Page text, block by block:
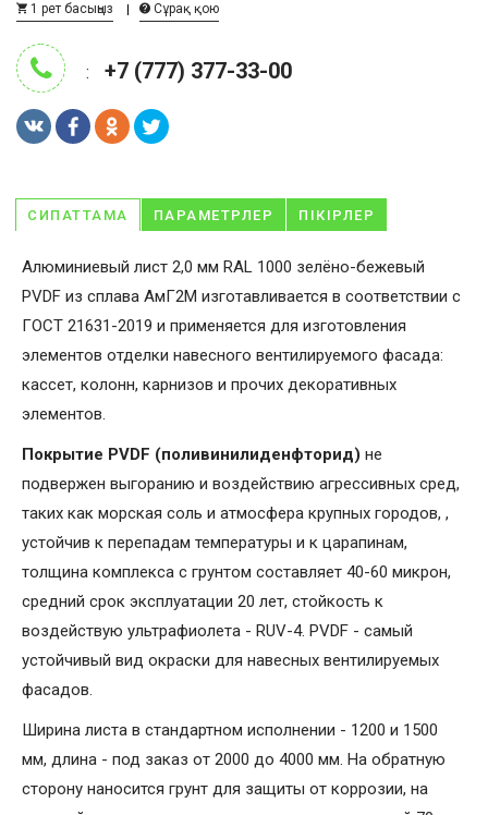
1 рет басыңыз Сұрақ қою
: +7 (777) 377-33-00
СИПАТТАМА ПАРАМЕТРЛЕР ПІКІРЛЕР
Алюминиевый лист 2,0 мм RAL 1000 зелёно-бежевый
PVDF из сплава АмГ2М изготавливается в соответствии с
ГОСТ 21631-2019 и применяется для изготовления
элементов отделки навесного вентилируемого фасада:
кассет, колонн, карнизов и прочих декоративных
элементов.
Покрытие PVDF (поливинилиденфторид) не
подвержен выгоранию и воздействию агрессивных сред,
таких как морская соль и атмосфера крупных городов, ,
устойчив к перепадам температуры и к царапинам,
толщина комплекса с грунтом составляет 40-60 микрон,
средний срок эксплуатации 20 лет, стойкость к
воздействую ультрафиолета - RUV-4. PVDF - самый
устойчивый вид окраски для навесных вентилируемых
фасадов.
Ширина листа в стандартном исполнении - 1200 и 1500
мм, длина - под заказ от 2000 до 4000 мм. На обратную
сторону наносится грунт для защиты от коррозии, на